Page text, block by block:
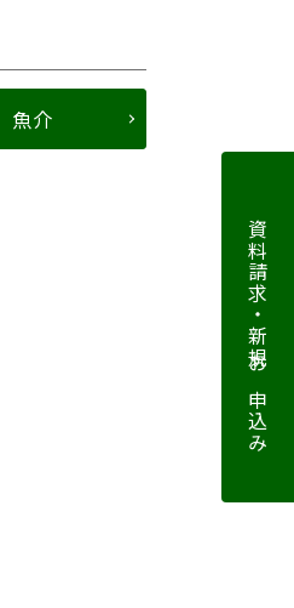
魚介
資料請求・新規お申込み